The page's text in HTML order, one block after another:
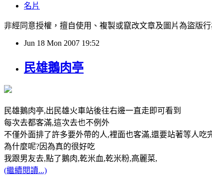
名片
非經同意授權，擅自使用、複製或竄改文章及圖片為盜版
Jun 18 Mon 2007 19:52
民雄鵝肉亭
民雄鵝肉亭,出民雄火車站後往右邊一直走即可看到
每次去都客滿,這次去也不例外
不僅外面排了許多要外帶的人,裡面也客滿,還要站著等人吃
為什麼呢?因為真的很好吃
我跟男友去,點了鵝肉,乾米血,乾米粉,高麗菜,
(繼續閱讀...)